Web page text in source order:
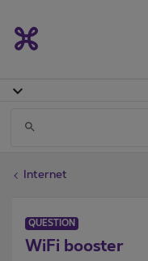
Internet
QUESTION
WiFi booster